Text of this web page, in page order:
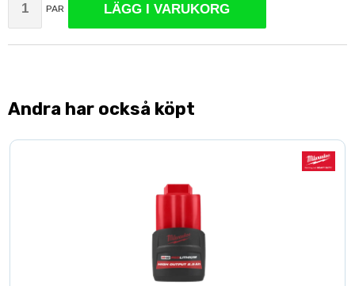
PAR LÄGG I VARUKORG
Andra har också köpt